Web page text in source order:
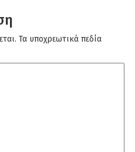
Τα υποχρεωτικά πεδία